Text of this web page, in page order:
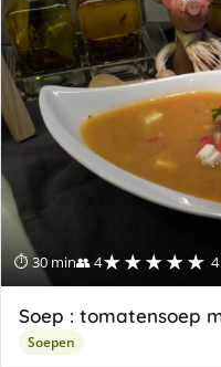
⏱ 30 min👥 4★★★★★
Soep : tomatensoep
Soepen